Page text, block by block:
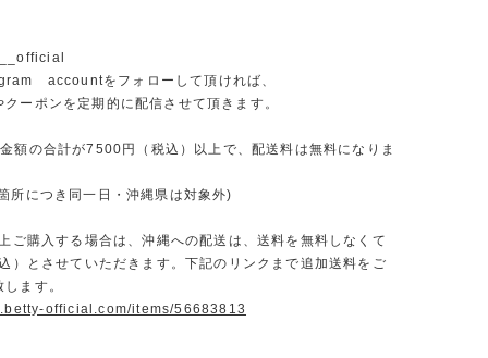
accountをフォローして頂ければ、
ーポンを定期的に配信させて頂きます。
額の合計が7500円（税込）以上で、配送料は無料になりま
所につき同一日・沖縄県は対象外)
購入する場合は、沖縄への配送は、送料を無料しなくて
）とさせていただきます。下記のリンクまで追加送料をご
ます。
official.com/items/56683813